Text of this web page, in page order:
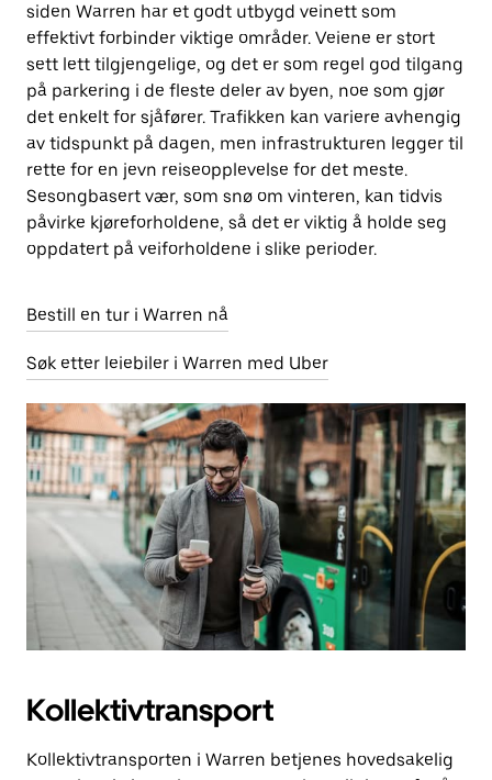
siden Warren har et godt utbygd veinett som
effektivt forbinder viktige områder. Veiene er stort
sett lett tilgjengelige, og det er som regel god tilgang
på parkering i de fleste deler av byen, noe som gjør
det enkelt for sjåfører. Trafikken kan variere avhengig
av tidspunkt på dagen, men infrastrukturen legger til
rette for en jevn reiseopplevelse for det meste.
Sesongbasert vær, som snø om vinteren, kan tidvis
påvirke kjøreforholdene, så det er viktig å holde seg
oppdatert på veiforholdene i slike perioder.
Bestill en tur i Warren nå
Søk etter leiebiler i Warren med Uber
Kollektivtransport
Kollektivtransporten i Warren betjenes hovedsakelig